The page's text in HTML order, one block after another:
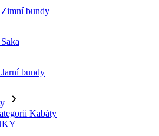
Zimní bundy
Saka
Jarní bundy
Kabáty